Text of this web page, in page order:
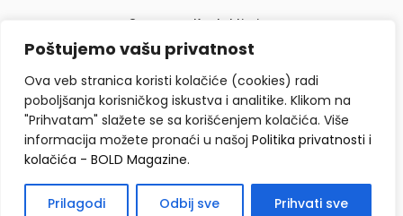
Poštujemo vašu privatnost
Ova veb stranica koristi kolačiće (cookies) radi
poboljšanja korisničkog iskustva i analitike. Klikom na
"Prihvatam" slažete se sa korišćenjem kolačića. Više
informacija možete pronaći u našoj Politika privatnosti i
kolačića - BOLD Magazine.
Prilagodi Odbij sve Prihvati sve
O nama Kontaktiraj nas
Politika privatnosti i kolačića
Copyright © BOLD Magazine 2026. Sva prava zadržana.